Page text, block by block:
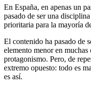
En España, en apenas un
pasado de ser una
prioritaria para la mayoría
El contenido ha pasado de
elemento menor en
protagonismo. Pero, de
extremo opuesto: todo es
es así.